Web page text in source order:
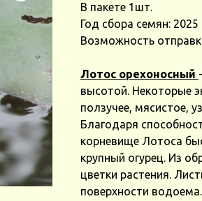
В пакете 1шт.
Год сбора семян: 2025
Возможность
Лотос орехоносный
высотой. Некоторые
ползучее, мясистое,
Благодаря
корневище Лотоса
крупный огурец. Из
цветки растения.
поверхности